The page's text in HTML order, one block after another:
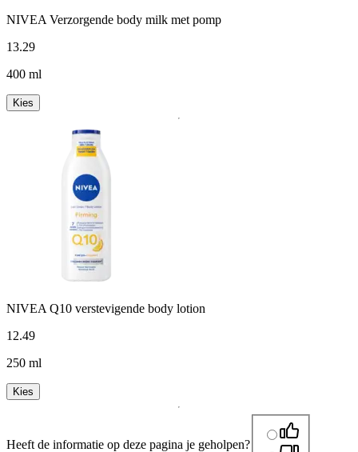
NIVEA Verzorgende body milk met pomp
13.29
400 ml
Kies
NIVEA Q10 verstevigende body lotion
12.49
250 ml
Kies
Heeft de informatie op deze pagina je geholpen?